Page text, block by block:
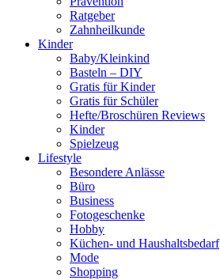
Ratgeber
Zahnheilkunde
Kinder
Baby/Kleinkind
Basteln – DIY
Gratis für Kinder
Gratis für Schüler
Hefte/Broschüren Reviews
Kinder
Spielzeug
Lifestyle
Besondere Anlässe
Büro
Business
Fotogeschenke
Hobby
Küchen- und Haushaltsbedarf
Mode
Shopping